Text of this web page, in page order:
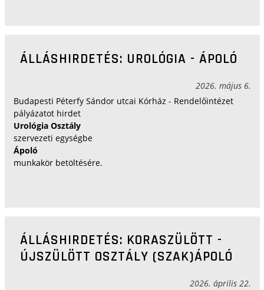
ÁLLÁSHIRDETÉS: UROLÓGIA - ÁPOLÓ
2026. május 6.
Budapesti Péterfy Sándor utcai Kórház - Rendelőintézet
pályázatot hirdet
Urológia Osztály
szervezeti egységbe
Ápoló
munkakör betöltésére.
ÁLLÁSHIRDETÉS: KORASZÜLÖTT -
ÚJSZÜLÖTT OSZTÁLY (SZAK)ÁPOLÓ
2026. április 22.